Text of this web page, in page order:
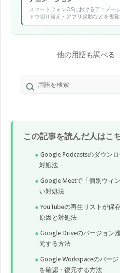
スマートフォンOSにおけるアニメー
ドウ切り替え・アプリ起動などを視
クトで、Androidの開発者オプショ
他の用語も調べる
この記事を読んだ人はこ
Google Podcastsのダウン
対処法
Google Meetで「個別ウィ
い対処法
YouTubeの再生リストが保
原因と対処法
Google Driveのバージョン
元する方法
Google Workspaceのバージ
を確認・復元する方法